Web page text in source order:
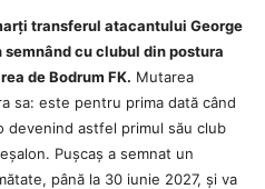
transferul atacantului George
cu clubul din postura
de Bodrum FK. Mutarea
sa: este pentru prima dată când
devenind astfel primul său club
Pușcaș a semnat un
până la 30 iunie 2027, și va